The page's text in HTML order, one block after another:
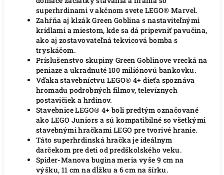
superhrdinami v akčnom svete LEGO® Marvel.
Zahŕňa aj klzák Green Goblina s nastaviteľnými
krídlami a miestom, kde sa dá pripevniť pavučina,
ako aj zostavovateľná tekvicová bomba s
tryskáčom.
Príslušenstvo skupiny Green Goblinove vrecká na
peniaze a ukradnuté 100 miliónovú bankovku.
Vďaka stavebníctvu LEGO® 4+ dieťa spoznáva
hromadu podrobných filmov, televíznych
postavičiek a hrdinov.
Stavebnice LEGO® 4+ boli predtým označované
ako LEGO Juniors a sú kompatibilné so všetkými
stavebnými hračkami LEGO pre tvorivé hranie.
Táto superhrdinská hračka je ideálnym
darčekom pre deti od predškolského veku.
Spider-Manova bugina meria vyše 9 cm na
výšku, 11 cm na dĺžku a 6 cm na šírku.